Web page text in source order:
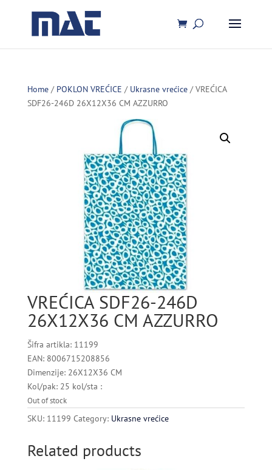
Home/ POKLON VREĆICE / Ukrasne vrećice/ VREĆICA
SDF26-246D 26X12X36 CM AZZURRO
VREĆICA SDF26-246D
26X12X36 CM AZZURRO
Šifra artikla: 11199
EAN: 8006715208856
Dimenzije: 26X12X36 CM
Kol/pak: 25 kol/sta :
Out of stock
SKU: 11199 Category: Ukrasne vrećice
Related products